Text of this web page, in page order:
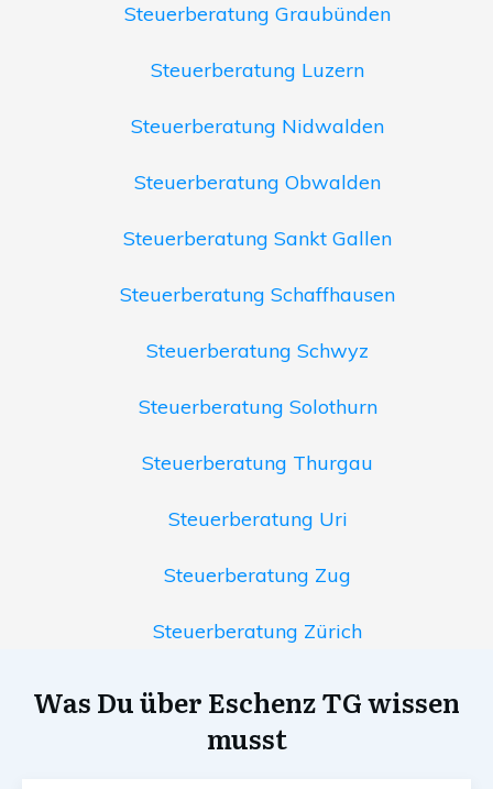
Steuerberatung Graubünden
Steuerberatung Luzern
Steuerberatung Nidwalden
Steuerberatung Obwalden
Steuerberatung Sankt Gallen
Steuerberatung Schaffhausen
Steuerberatung Schwyz
Steuerberatung Solothurn
Steuerberatung Thurgau
Steuerberatung Uri
Steuerberatung Zug
Steuerberatung Zürich
Was Du über Eschenz TG wissen
musst